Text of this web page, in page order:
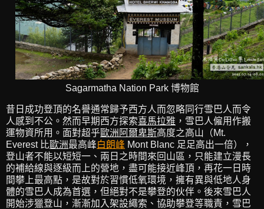
Sagarmatha Nation Park 博物館
昔日成功登頂的名譽通常歸予西方人而忽略同行雪巴人而令
人感到不公。然而早期西方探索喜馬拉雅 ，雪巴人僱用作搬
運物資所用。面對超乎歐洲阿爾卑斯高度之高山（Mt.
Everest 比歐洲最高峰白朗峰 Mont Blanc 足足高出一倍），
登山者不能以短短一、兩日之時間來回山區，只能建立漫長
的補給線與逐級而上的營地，盡可能接近峰頂，再花一日時
間攀上最高點，是故對於習慣低氧環境，擁有異與低地人身
體的雪巴人成為首選，但絕對不是攀登的伙伴。後來雪巴人
開始涉獵登山，漸漸加入架設繩索、協助攀登等職責，雪巴